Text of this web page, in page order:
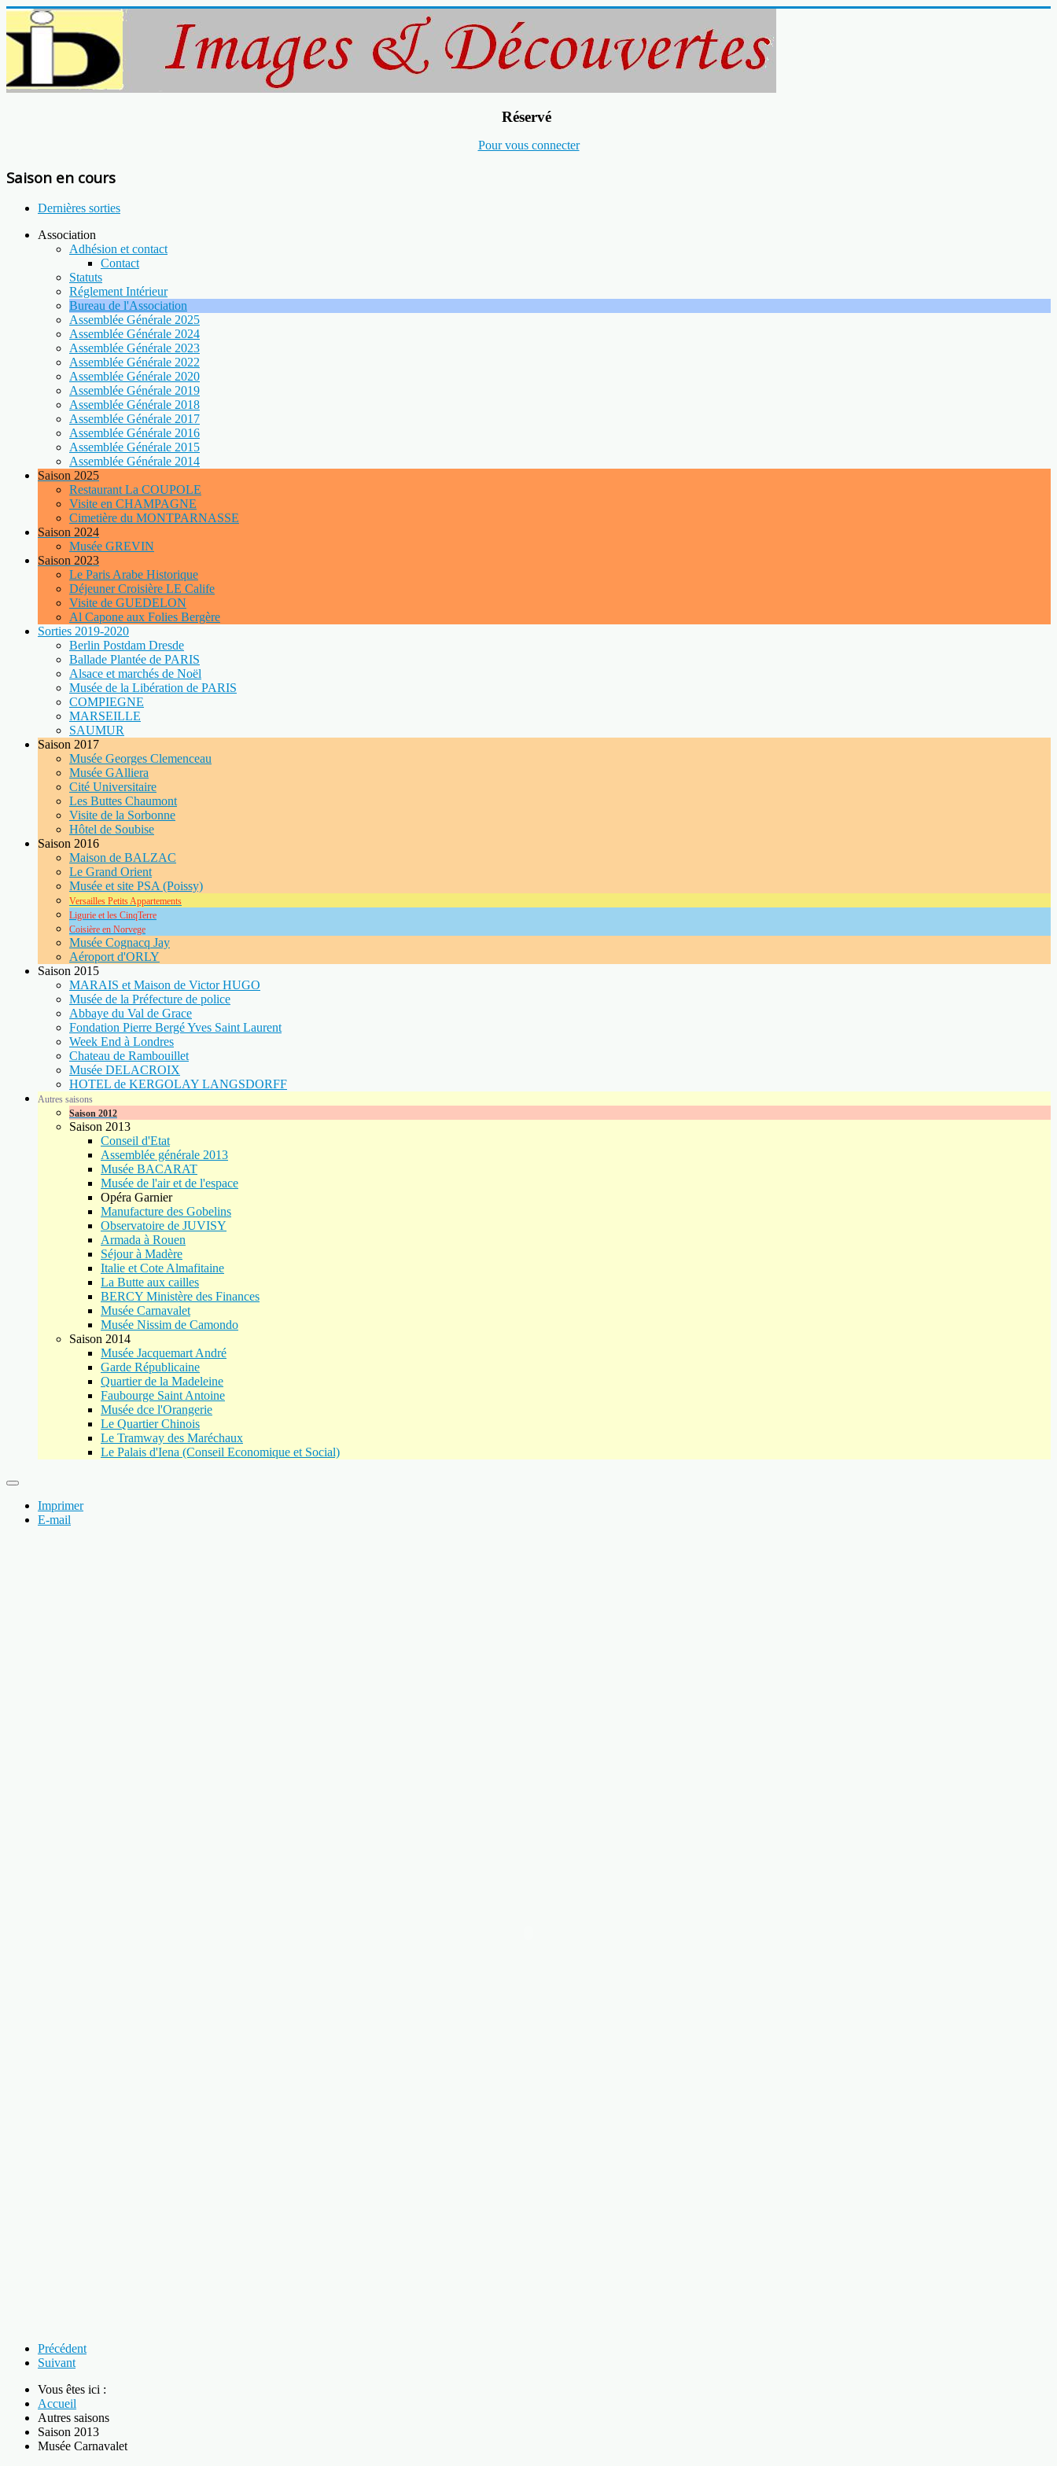
Réservé
Pour vous connecter
Saison en cours
Dernières sorties
Association
Adhésion et contact
Contact
Statuts
Réglement Intérieur
Bureau de l'Association
Assemblée Générale 2025
Assemblée Générale 2024
Assemblée Générale 2023
Assemblée Générale 2022
Assemblée Générale 2020
Assemblée Générale 2019
Assemblée Générale 2018
Assemblée Générale 2017
Assemblée Générale 2016
Assemblée Générale 2015
Assemblée Générale 2014
Saison 2025
Restaurant La COUPOLE
Visite en CHAMPAGNE
Cimetière du MONTPARNASSE
Saison 2024
Musée GREVIN
Saison 2023
Le Paris Arabe Historique
Déjeuner Croisière LE Calife
Visite de GUEDELON
Al Capone aux Folies Bergère
Sorties 2019-2020
Berlin Postdam Dresde
Ballade Plantée de PARIS
Alsace et marchés de Noël
Musée de la Libération de PARIS
COMPIEGNE
MARSEILLE
SAUMUR
Saison 2017
Musée Georges Clemenceau
Musée GAlliera
Cité Universitaire
Les Buttes Chaumont
Visite de la Sorbonne
Hôtel de Soubise
Saison 2016
Maison de BALZAC
Le Grand Orient
Musée et site PSA (Poissy)
Versailles Petits Appartements
Ligurie et les CinqTerre
Coisière en Norvege
Musée Cognacq Jay
Aéroport d'ORLY
Saison 2015
MARAIS et Maison de Victor HUGO
Musée de la Préfecture de police
Abbaye du Val de Grace
Fondation Pierre Bergé Yves Saint Laurent
Week End à Londres
Chateau de Rambouillet
Musée DELACROIX
HOTEL de KERGOLAY LANGSDORFF
Autres saisons
Saison 2012
Saison 2013
Conseil d'Etat
Assemblée générale 2013
Musée BACARAT
Musée de l'air et de l'espace
Opéra Garnier
Manufacture des Gobelins
Observatoire de JUVISY
Armada à Rouen
Séjour à Madère
Italie et Cote Almafitaine
La Butte aux cailles
BERCY Ministère des Finances
Musée Carnavalet
Musée Nissim de Camondo
Saison 2014
Musée Jacquemart André
Garde Républicaine
Quartier de la Madeleine
Faubourge Saint Antoine
Musée dce l'Orangerie
Le Quartier Chinois
Le Tramway des Maréchaux
Le Palais d'Iena (Conseil Economique et Social)
Imprimer
E-mail
Précédent
Suivant
Vous êtes ici :
Accueil
Autres saisons
Saison 2013
Musée Carnavalet